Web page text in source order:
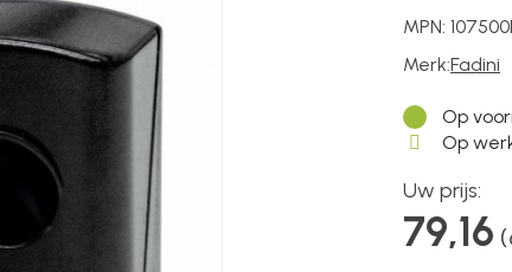
MPN: 107500
Merk:Fadini
Op
Op
Uw prijs:
79,16